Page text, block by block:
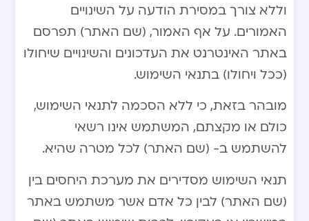
וללא צורך במסירת הודעה על השינויים
האמורים. על אף האמור, (שם האתר) תפרסם
באתר האינטרנט את העדכונים והשינויים שיחולו
(ככל ויחולו) בתנאי השימוש.
מובהר בזאת, כי ללא הסכמה לתנאי השימוש,
כולם או מקצתם, המשתמש אינו רשאי
להשתמש ב- (שם האתר) לכל מטרה שהיא.
תנאי השימוש מסדירים את מערכת היחסים בין
(שם האתר) לבין כל אדם אשר משתמש באתר